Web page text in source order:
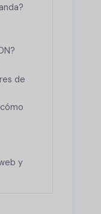
de
y